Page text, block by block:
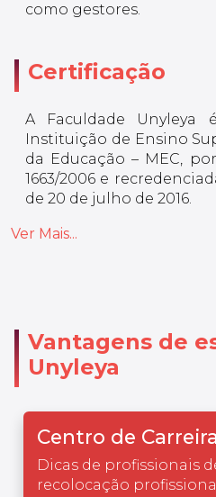
como gestores.
Certificação
A Faculdade Unyleya
Instituição de Ensino
da Educação – MEC,
1663/2006 e
de 20 de julho de 2016.
Ver Mais...
Vantagens de
Unyleya
Centro de
Dicas de profissionais
recolocação